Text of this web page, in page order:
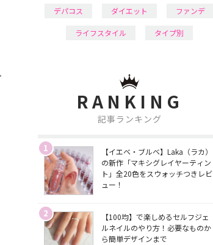
デパコス ダイエット ファンデ
ライフスタイル タイプ別
RANKING
記事ランキング
1
【イエベ・ブルベ】Laka（ラカ）
の新作「マキシグレイヤーティン
ト」全20色をスウォッチつきレビ
ュー！
2
【100均】で楽しめるセルフジェ
ルネイルのやり方！必要なものか
ら簡単デザインまで